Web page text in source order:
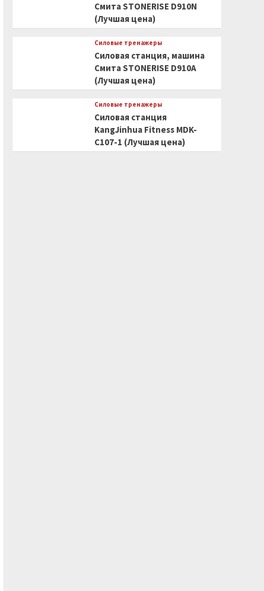
Смита STONERISE D910N
(Лучшая цена)
Силовые тренажеры
Силовая станция, машина
Смита STONERISE D910A
(Лучшая цена)
Силовые тренажеры
Силовая станция
KangJinhua Fitness MDK-
C107-1 (Лучшая цена)